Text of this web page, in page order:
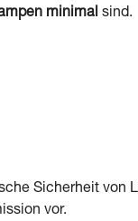
minimal sind.
Sicherheit von
vor.